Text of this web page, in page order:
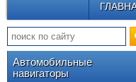
Автомобильные
навигаторы